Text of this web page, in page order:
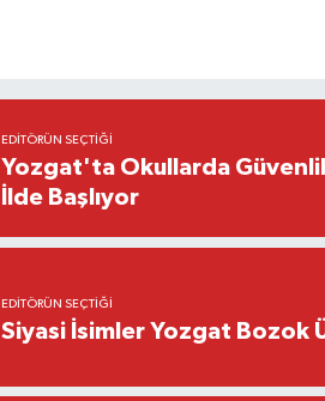
EDITÖRÜN SEÇTIĞI
Yozgat'ta Okullarda
İlde Başlıyor
EDITÖRÜN SEÇTIĞI
Siyasi İsimler Yozgat Bozok